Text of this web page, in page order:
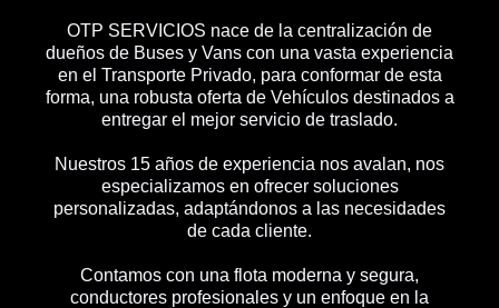
OTP SERVICIOS nace de la centralización de
dueños de Buses y Vans con una vasta experiencia
en el Transporte Privado, para conformar de esta
forma, una robusta oferta de Vehículos destinados a
entregar el mejor servicio de traslado.
Nuestros 15 años de experiencia nos avalan, nos
especializamos en ofrecer soluciones
personalizadas, adaptándonos a las necesidades
de cada cliente.
Contamos con una flota moderna y segura,
conductores profesionales y un enfoque en la